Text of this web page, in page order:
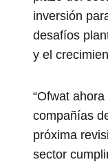
inversión
desafíos
y el
“Ofwat
compañías
próxima
sector